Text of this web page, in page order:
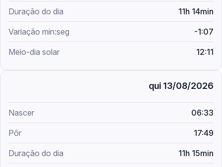
11h 14min
-1:07
12:11
qui 13/08/2026
06:33
17:49
11h 15min